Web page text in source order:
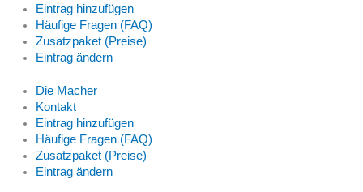
Eintrag hinzufügen
Häufige Fragen (FAQ)
Zusatzpaket (Preise)
Eintrag ändern
Die Macher
Kontakt
Eintrag hinzufügen
Häufige Fragen (FAQ)
Zusatzpaket (Preise)
Eintrag ändern